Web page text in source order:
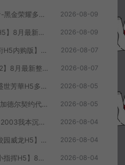
卡牌回合手游【火影忍者-黑金荣耀多区跨服平台币内购版】8月最新整理Linux手工服务端+CDK授权后台+安卓+详细搭建教程+视频教程 2026-08-09
三网H5游戏【萌斗三国H5】8月最新整理Win一键服务端+GM充值后台+简易安卓客户端+详细搭建教程+视频教程 2026-08-09
三网H5游戏【九州长生衍H5内购版】8月最新整理Linux手工服务端+管理后台+GM授权后台+简易安卓客户端+详细搭建教程+视频教程 2026-08-07
MT3换皮MH【大梦一场2】8月最新整理Linux手工服务端+源码+管理后台+安卓苹果双端+详细搭建教程+视频教程 2026-08-07
三网H5宫斗养成游戏【盛世芳華H5多区跨服代金券内购优化版】8月最新整理Linux手工服务端+CDK授权后台+全资源安卓+详细搭建教程+视频教程 2026-08-05
AFK卡牌即时对战手游【加德尔契约代金券内购修复版】8月最新整理Linux手工服务端+前后端全套源码+CDK授权后台+安卓苹果双端+详细搭建教程+视频教程 2026-08-05
RED三端引擎传奇手游【2003我本沉默三职业】8月最新整理Win一键服务端+PC安卓+详细搭建教程 2026-08-04
三网H5格斗游戏【热血校园威龙H5】8月最新整理Linux手工服务端+Win一键服务端+解压即玩+简易安卓客户端+详细搭建教程 2026-08-04
三网H5射击游戏【战场小指挥H5】8月最新整理Linux手工服务端+Win一键服务端+解压即玩+简易安卓客户端+详细搭建教程 2026-08-04